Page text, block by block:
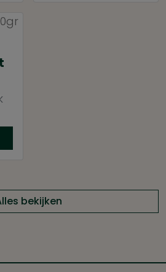
bekijken